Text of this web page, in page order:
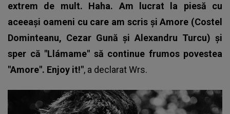
extrem de mult. Haha. Am lucrat la piesă cu
aceeași oameni cu care am scris și Amore (Costel
Dominteanu, Cezar Gună și Alexandru Turcu) și
sper că "Llámame" să continue frumos povestea
"Amore". Enjoy it!", a declaratWrs.